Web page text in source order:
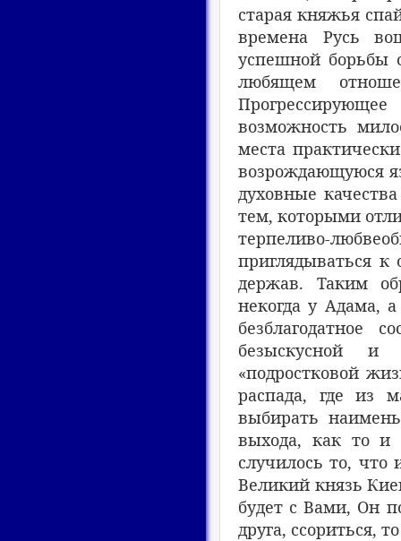
старая княжья
времена Русь
успешной борьбы
любящем
возможность
места
возрождающуюся
духовные
тем, которыми
терпеливо-
приглядываться к
держав. Таким
некогда у Адама,
безблагодатное
безыскусной и
«подростковой
распада, где из
выбирать
выхода, как то и
случилось то, что
Великий князь
будет с Вами, Он
друга, ссориться,